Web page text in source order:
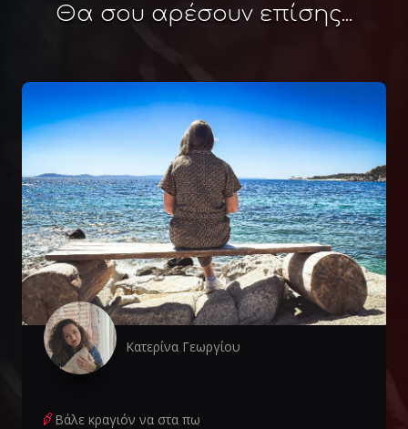
Θα σου αρέσουν επίσης...
Κατερίνα Γεωργίου
Βάλε κραγιόν να στα πω